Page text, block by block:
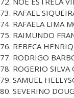
73. RAFAEL
74. RAFAELA LIMA
75. RAIMUNDO
76. REBECA
77. RODRIGO
78. ROGERIO SILVA
79. SAMUEL
80. SEVERINO